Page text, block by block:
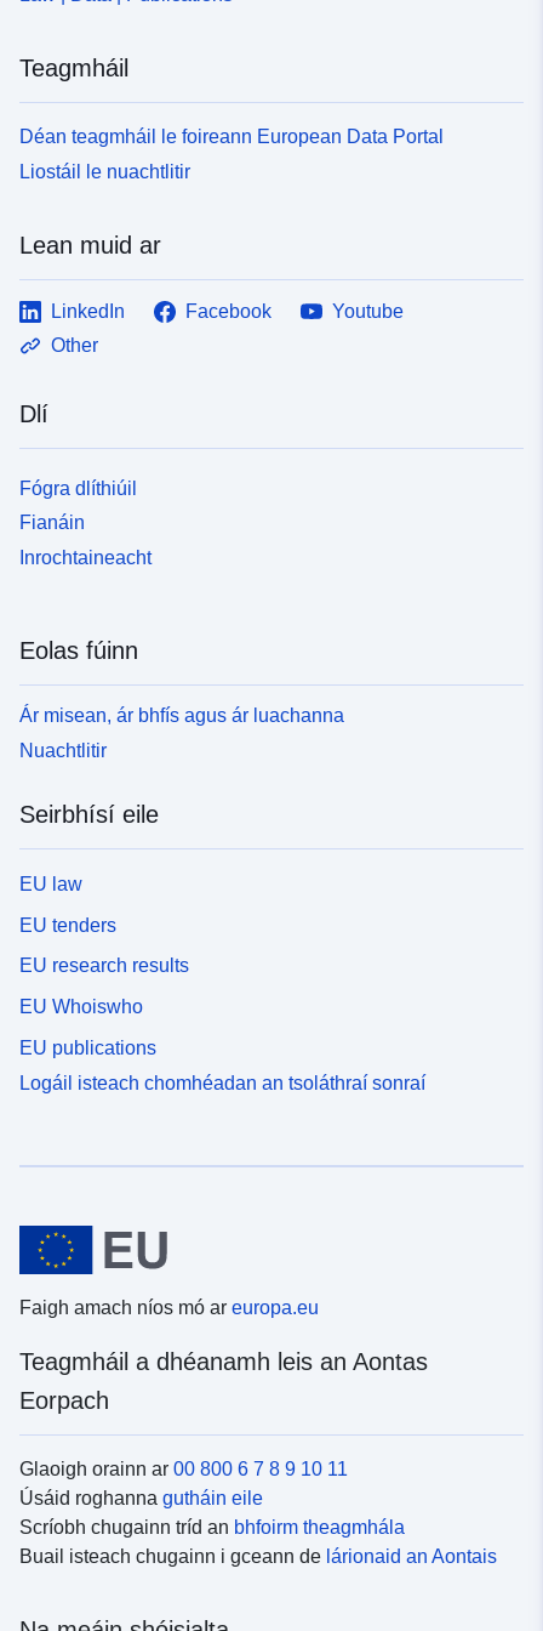
http://inspire.ec.europa.eu/
Teagmháil
Déan teagmháil le foireann European Data Portal
Liostáil le nuachtlitir
Lean muid ar
LinkedIn Facebook
Youtube
Other
Dlí
Fógra dlíthiúil
Fianáin
Inrochtaineacht
Eolas fúinn
Ár misean, ár bhfís agus ár luachanna
Nuachtlitir
Seirbhísí eile
EU law
EU tenders
EU research results
EU Whoiswho
EU publications
Logáil isteach chomhéadan an tsoláthraí sonraí
Faigh amach níos mó ar europa.eu
Teagmháil a dhéanamh leis an Aontas
Eorpach
Glaoigh orainn ar 00 800 6 7 8 9 10 11
Úsáid roghanna gutháin eile
Scríobh chugainn tríd an bhfoirm theagmhála
Buail isteach chugainn i gceann de lárionaid an Aontais